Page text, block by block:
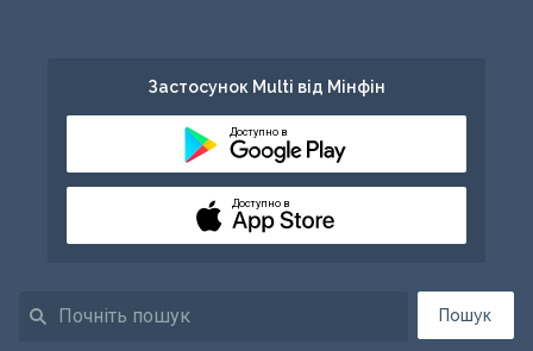
Пошук
Застосунок Multi від Мінфін
Доступно в
Доступно в